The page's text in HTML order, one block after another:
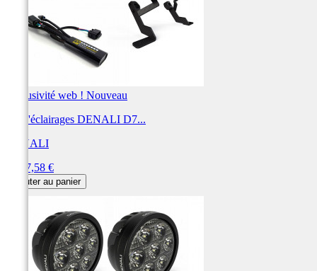
Exclusivité web ! Nouveau
Kit d'éclairages DENALI D7...
DENALI
1 347,58 €
Ajouter au panier